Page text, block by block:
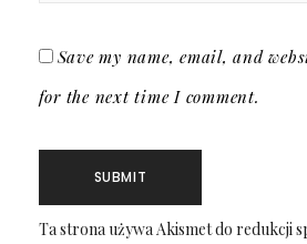
Save my name, email, and
for the next time I comment.
Ta strona używa Akismet do redukcji